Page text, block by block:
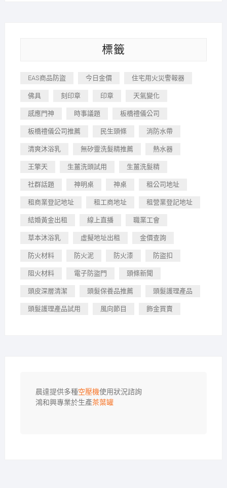
標籤
EAS商品防盜 今日金價 住宅用火災警報器
佛具 刻印章 印章 天氣變化
感應門神 時事議題 板橋禮儀公司
板橋禮儀公司推薦 民生頭條 消防水帶
清爽沐浴乳 無矽靈洗髮精推薦 熱水器
王擎天 生薑洗頭試用 生薑洗髮精
社群話題 神明桌 神桌 租公司地址
租商業登記地址 租工商地址 租營業登記地址
結婚黃金出租 線上直播 職業工會
草本沐浴乳 虛擬地址出租 金價查詢
防火材料 防火泥 防火漆 防盜扣
阻火材料 電子防盜門 頭條新聞
頭皮深層清潔 頭髮保養品推薦 頭髮護理產品
頭髮護理產品試用 風向節目 飾金買賣
晨達提供多種空壓機使用狀況諮詢
鴻和興專業於生產茶葉罐